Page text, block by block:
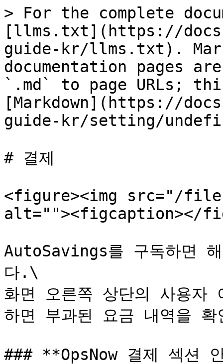
> For the complete
[llms.txt](https://
guide-kr/llms.txt).
documentation pages
`.md` to page URLs;
[Markdown](https://
guide-kr/setting/
# 결제
<figure><img src="/files/
alt=""><figcaption></
AutoSavings를 구독하면
다.\
화면 오른쪽 상단의 사용자
하면 부과된 요금 내역을
### **OpsNow 결제 섹션